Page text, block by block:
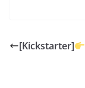
[Kickstarter]